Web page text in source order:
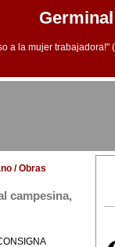
a la mujer
/ Obras
campesina,